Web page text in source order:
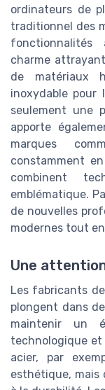
ordinateurs de
traditionnel des
charme
de matériaux
inoxydable
seulement une
apporte
marques
constamment
combinent
emblématique.
de nouvelles
modernes tout
Une
Les fabricants
plongent dans
maintenir un
technologique et
acier, par
esthétique, mais